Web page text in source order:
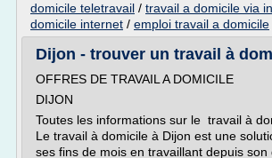
domicile teletravail / travail a domicile via
domicile internet / emploi travail a domicile
Dijon - trouver un travail à
OFFRES DE TRAVAIL A DOMICILE
DIJON
Toutes les informations sur le travail à
Le travail à domicile à Dijon est une
ses fins de mois en travaillant depuis son